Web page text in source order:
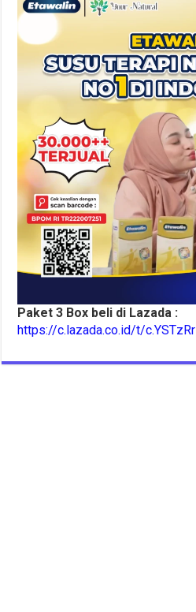
Paket 3 Box beli di Lazada :
https://c.lazada.co.id/t/c.YSTzRr